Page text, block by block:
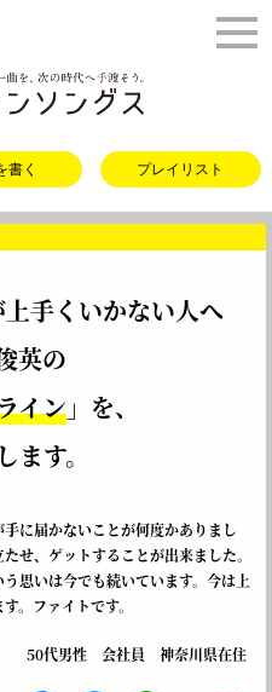
書く プレイリスト
手くいかない人へ
英の
イン」を、
ます。
に届かないことが何度かありまし
せ、ゲットすることが出来ました。
思いは今でも続いています。今は上
。ファイトです。
50代男性 会社員 神奈川県在住